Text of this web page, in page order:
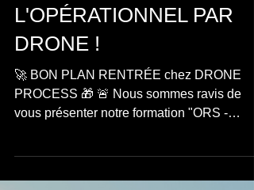
MÉTIERS DE
L'OPÉRATIONNEL PAR
DRONE !
🚀 BON PLAN RENTRÉE chez DRONE
PROCESS 🎁 🚨 Nous sommes ravis de
Opération Recherche et Sûreté"...